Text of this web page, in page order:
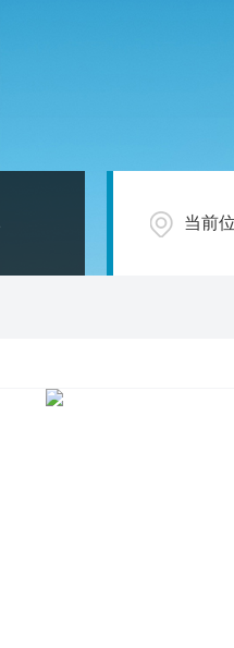
当前